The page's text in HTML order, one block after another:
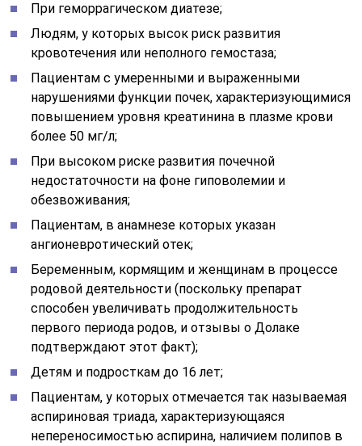
При геморрагическом диатезе;
Людям, у которых высок риск развития
кровотечения или неполного гемостаза;
Пациентам с умеренными и выраженными
нарушениями функции почек, характеризующимися
повышением уровня креатинина в плазме крови
более 50 мг/л;
При высоком риске развития почечной
недостаточности на фоне гиповолемии и
обезвоживания;
Пациентам, в анамнезе которых указан
ангионевротический отек;
Беременным, кормящим и женщинам в процессе
родовой деятельности (поскольку препарат
способен увеличивать продолжительность
первого периода родов, и отзывы о Долаке
подтверждают этот факт);
Детям и подросткам до 16 лет;
Пациентам, у которых отмечается так называемая
аспириновая триада, характеризующаяся
непереносимостью аспирина, наличием полипов в